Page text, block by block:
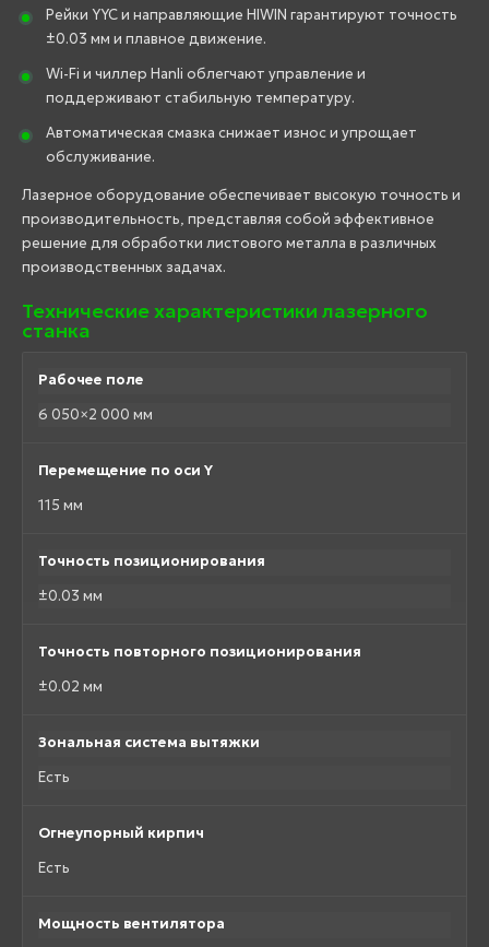
Рейки YYC и направляющие HIWIN гарантируют точность
±0.03 мм и плавное движение.
Wi-Fi и чиллер Hanli облегчают управление и
поддерживают стабильную температуру.
Автоматическая смазка снижает износ и упрощает
обслуживание.
Лазерное оборудование обеспечивает высокую точность и
производительность, представляя собой эффективное
решение для обработки листового металла в различных
производственных задачах.
Технические характеристики лазерного
станка
Рабочее поле
6 050×2 000 мм
Перемещение по оси Y
115 мм
Точность позиционирования
±0.03 мм
Точность повторного позиционирования
±0.02 мм
Зональная система вытяжки
Есть
Огнеупорный кирпич
Есть
Мощность вентилятора